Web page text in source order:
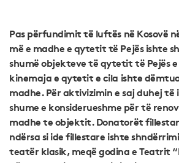
Pas përfundimit të luftës në Kosovë
më e madhe e qytetit të Pejës ishte
shumë objekteve të qytetit të Pejës
kinemaja e qytetit e cila ishte
madhe. Për aktivizimin e saj duhej të
shume e konsiderueshme për të
madhe te objektit. Donatorët
ndërsa si ide fillestare ishte
teatër klasik, meqë godina e Teatrit